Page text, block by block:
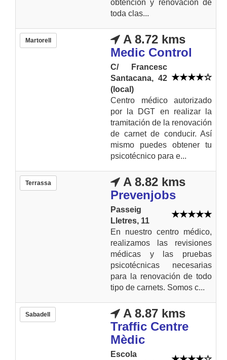
obtención y renovación de
toda clas...
Martorell
A 8.72 kms
Medic Control
C/ Francesc
Santacana, 42
(local)
Centro médico autorizado
por la DGT en realizar la
tramitación de la renovación
de carnet de conducir. Así
mismo puedes obtener tu
psicotécnico para e...
Terrassa
A 8.82 kms
Prevenjobs
Passeig
Lletres, 11
En nuestro centro médico,
realizamos las revisiones
médicas y las pruebas
psicotécnicas necesarias
para la renovación de todo
tipo de carnets. Somos c...
Sabadell
A 8.87 kms
Traffic Centre
Mèdic
Escola